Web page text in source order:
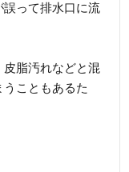
って排水口に流
脂汚れなどと混
こともあるた